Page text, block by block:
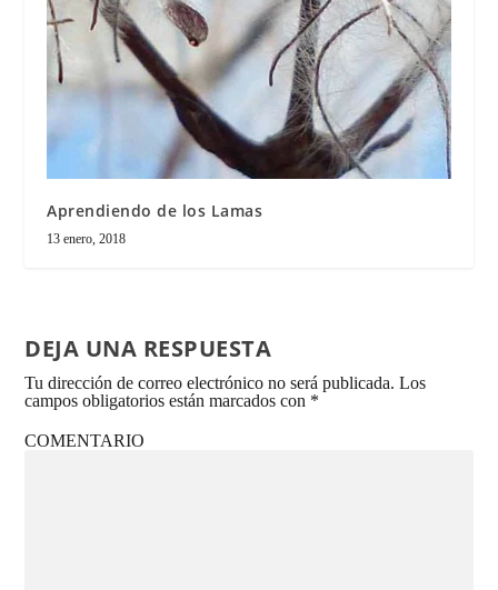
Aprendiendo de los Lamas
13 enero, 2018
DEJA UNA RESPUESTA
Tu dirección de correo electrónico no será publicada. Los
campos obligatorios están marcados con *
COMENTARIO